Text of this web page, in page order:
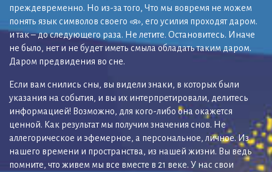
преждевременно. Но из-за того, Что мы вовремя не можем
понять язык символов своего «я», его усилия проходят даром.
и так – до следующего раза. Не летите. Остановитесь. Иначе
не было, нет и не будет иметь смыла обладать таким даром.
Даром предвидения во сне.
Если вам снились сны, вы видели знаки, в которых были
указания на события, и вы их интерпретировали, делитесь
информацией! Возможно, для кого-либо она окажется
ценной. Как результат мы получим значения снов. Не
аллегорическое и эфемерное, а персональное, личное. Из
нашего времени и пространства, из нашей жизни. Вы ведь
помните, что живем мы все вместе в 21 веке. У нас свои